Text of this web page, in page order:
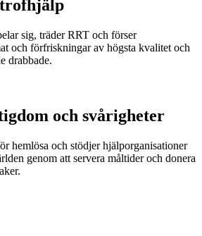
sig, träder RRT och förser
och förfriskningar av högsta kvalitet och
drabbade.
och svårigheter
hemlösa och stödjer hjälporganisationer
genom att servera måltider och donera